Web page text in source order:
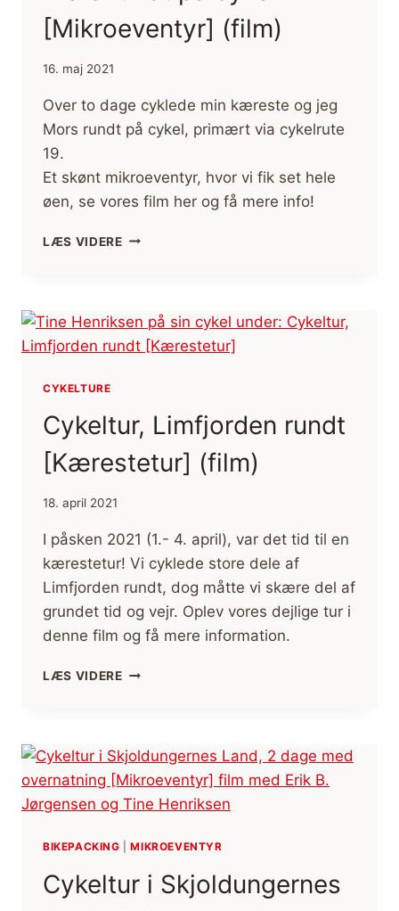
[Mikroeventyr] (film)
16. maj 2021
Over to dage cyklede min kæreste og jeg
Mors rundt på cykel, primært via cykelrute
19.
Et skønt mikroeventyr, hvor vi fik set hele
øen, se vores film her og få mere info!
LÆS VIDEREMORS
[MIKROEVENTYR]
(FILM)
CYKELTURE
Cykeltur, Limfjorden rundt
[Kærestetur] (film)
18. april 2021
I påsken 2021 (1.- 4. april), var det tid til en
kærestetur! Vi cyklede store dele af
Limfjorden rundt, dog måtte vi skære del af
grundet tid og vejr. Oplev vores dejlige tur i
denne film og få mere information.
LÆS VIDERECYKELTUR,
BIKEPACKING |MIKROEVENTYR
Cykeltur i Skjoldungernes